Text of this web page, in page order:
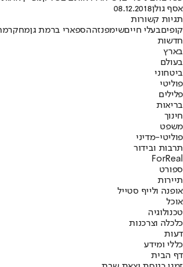
אסף גולן08.12.2018
תגיות קשורות
קופיםבעלי חייםשימפנזההספארי ברמת גןמחקר
חדשות
בארץ
בעולם
ביטחוני
פוליטי
פלילים
בריאות
חינוך
משפט
פוליטי-מדיני
תרבות ובידור
ForReal
ספורט
תיירות
אופנה ולייף סטייל
אוכל
טכנולוגיה
כלכלה וצרכנות
דעות
כללי ומידע
דף הבית